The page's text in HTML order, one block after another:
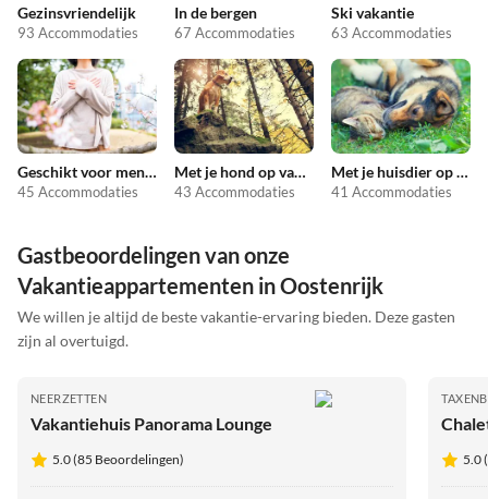
Gezinsvriendelijk
93 Accommodaties
In de bergen
67 Accommodaties
Ski vakantie
63 Accommodaties
Geschikt voor mensen met allergieën
45 Accommodaties
Met je hond op vakantie
43 Accommodaties
Met je huisdier op vakantie
41 Accommodaties
Gastbeoordelingen van onze
Vakantieappartementen in Oostenrijk
We willen je altijd de beste vakantie-ervaring bieden. Deze gasten
zijn al overtuigd.
NEERZETTEN
Vakantiehuis Panorama Lounge
5.0 (85 Beoordelingen) 5.0